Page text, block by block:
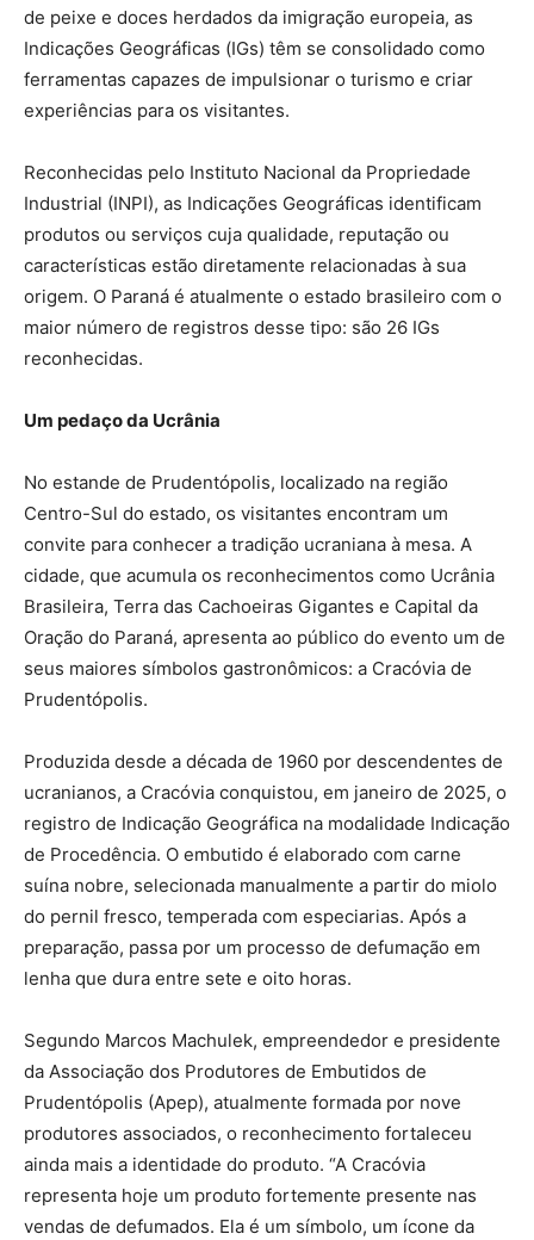
de peixe e doces herdados da imigração europeia, as
Indicações Geográficas (IGs) têm se consolidado como
ferramentas capazes de impulsionar o turismo e criar
experiências para os visitantes.
Reconhecidas pelo Instituto Nacional da Propriedade
Industrial (INPI), as Indicações Geográficas identificam
produtos ou serviços cuja qualidade, reputação ou
características estão diretamente relacionadas à sua
origem. O Paraná é atualmente o estado brasileiro com o
maior número de registros desse tipo: são 26 IGs
reconhecidas.
Um pedaço da Ucrânia
No estande de Prudentópolis, localizado na região
Centro-Sul do estado, os visitantes encontram um
convite para conhecer a tradição ucraniana à mesa. A
cidade, que acumula os reconhecimentos como Ucrânia
Brasileira, Terra das Cachoeiras Gigantes e Capital da
Oração do Paraná, apresenta ao público do evento um de
seus maiores símbolos gastronômicos: a Cracóvia de
Prudentópolis.
Produzida desde a década de 1960 por descendentes de
ucranianos, a Cracóvia conquistou, em janeiro de 2025, o
registro de Indicação Geográfica na modalidade Indicação
de Procedência. O embutido é elaborado com carne
suína nobre, selecionada manualmente a partir do miolo
do pernil fresco, temperada com especiarias. Após a
preparação, passa por um processo de defumação em
lenha que dura entre sete e oito horas.
Segundo Marcos Machulek, empreendedor e presidente
da Associação dos Produtores de Embutidos de
Prudentópolis (Apep), atualmente formada por nove
produtores associados, o reconhecimento fortaleceu
ainda mais a identidade do produto. “A Cracóvia
representa hoje um produto fortemente presente nas
vendas de defumados. Ela é um símbolo, um ícone da